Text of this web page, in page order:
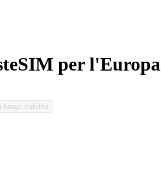
per l'Europa
lunga validità